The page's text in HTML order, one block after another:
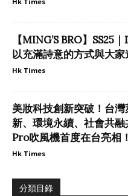
【MING’S BRO】SS25
以充滿詩意的方式與大家
Hk Times
美妝科技創新突破！台
新、環境永續、社會共
Pro吹風機首度在台亮相！
Hk Times
分類目錄